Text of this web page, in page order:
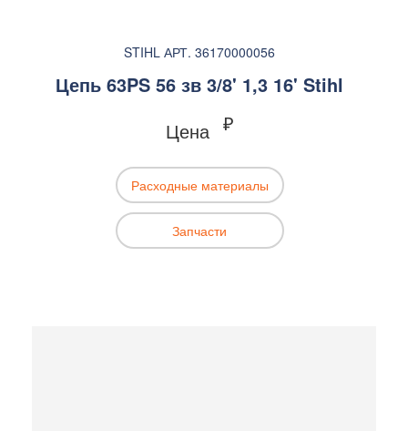
STIHL АРТ. 36170000056
Цепь 63PS 56 зв 3/8' 1,3 16' Stihl
Цена ₽
Расходные материалы
Запчасти